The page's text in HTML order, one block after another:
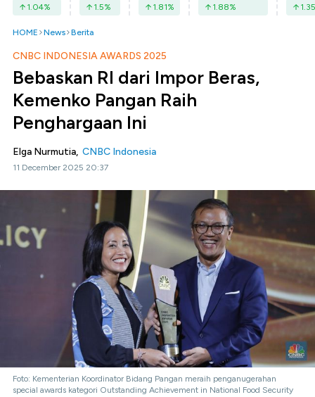
1.04% 1.5% 1.81% 1.88% 1.35
HOME News Berita
CNBC INDONESIA AWARDS 2025
Bebaskan RI dari Impor Beras,
Kemenko Pangan Raih
Penghargaan Ini
Elga Nurmutia, CNBC Indonesia
11 December 2025 20:37
Foto: Kementerian Koordinator Bidang Pangan meraih penganugerahan
special awards kategori Outstanding Achievement in National Food Security